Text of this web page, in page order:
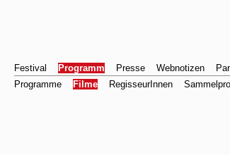
Festival Programm Presse Webnotizen
Programme
Filme RegisseurInnen